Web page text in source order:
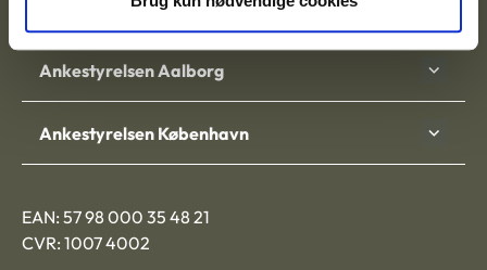
Ankestyrelsen Aalborg
Ankestyrelsen København
EAN: 57 98 000 35 48 21
CVR: 1007 4002